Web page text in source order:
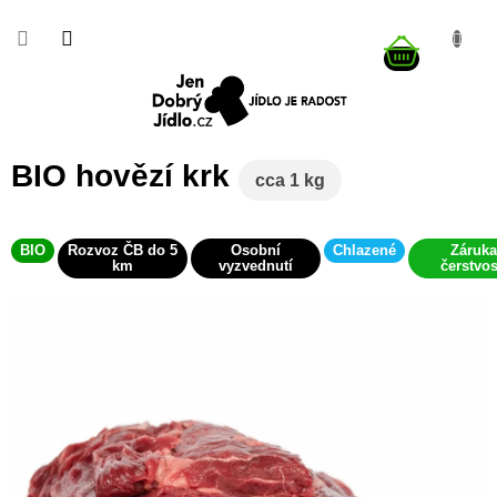
obsah
BIO hovězí krk cca 1 kg
BIO
Rozvoz ČB do 5
km
Osobní
vyzvednutí
Chlazené
Záruka